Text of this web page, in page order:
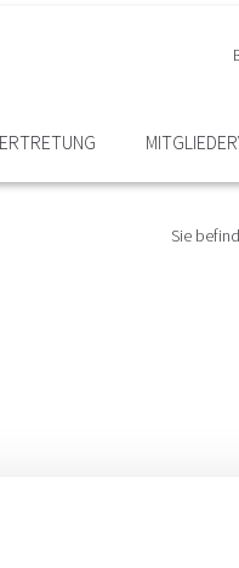
Sie
Gesellschaften)
durch das Land Kärnten.
womit ersichtlich